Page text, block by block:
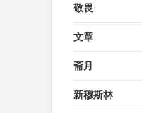
敬畏
文章
斋月
新穆斯林